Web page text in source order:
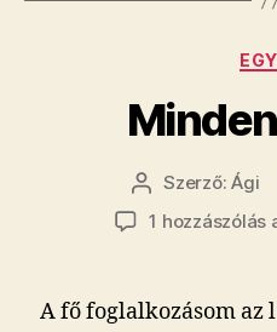
Bejegyzés
szerzője
Szerző:Ági
1 hozzászólás
A fő foglalkozásom az